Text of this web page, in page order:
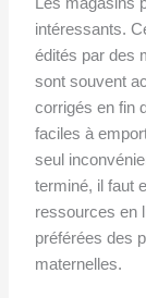
Les magasins
intéressants.
édités par des
sont souvent
corrigés en fin
faciles à
seul
terminé, il faut
ressources en
préférées des
maternelles.